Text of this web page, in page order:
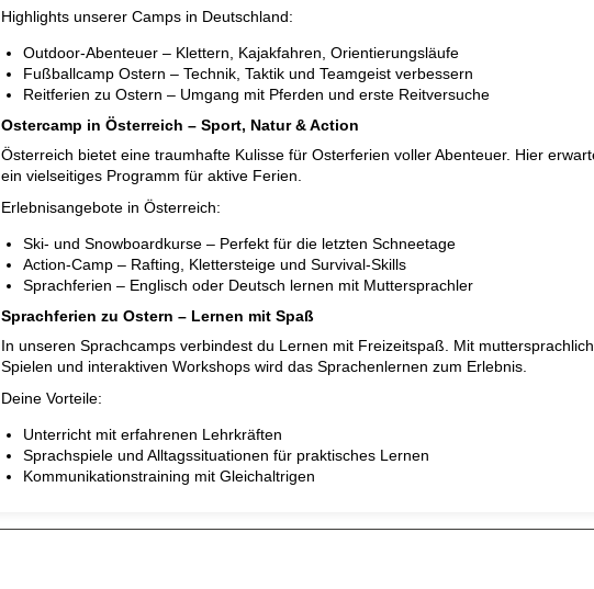
Highlights unserer Camps in Deutschland:
Outdoor-Abenteuer – Klettern, Kajakfahren, Orientierungsläufe
Fußballcamp Ostern – Technik, Taktik und Teamgeist verbessern
Reitferien zu Ostern – Umgang mit Pferden und erste Reitversuche
Ostercamp in Österreich – Sport, Natur & Action
Österreich bietet eine traumhafte Kulisse für Osterferien voller Abenteuer. Hier
ein vielseitiges Programm für aktive Ferien.
Erlebnisangebote in Österreich:
Ski- und Snowboardkurse – Perfekt für die letzten Schneetage
Action-Camp – Rafting, Klettersteige und Survival-Skills
Sprachferien – Englisch oder Deutsch lernen mit Muttersprachler
Sprachferien zu Ostern – Lernen mit Spaß
In unseren Sprachcamps verbindest du Lernen mit Freizeitspaß. Mit
Spielen und interaktiven Workshops wird das Sprachenlernen zum Erlebnis.
Deine Vorteile:
Unterricht mit erfahrenen Lehrkräften
Sprachspiele und Alltagssituationen für praktisches Lernen
Kommunikationstraining mit Gleichaltrigen